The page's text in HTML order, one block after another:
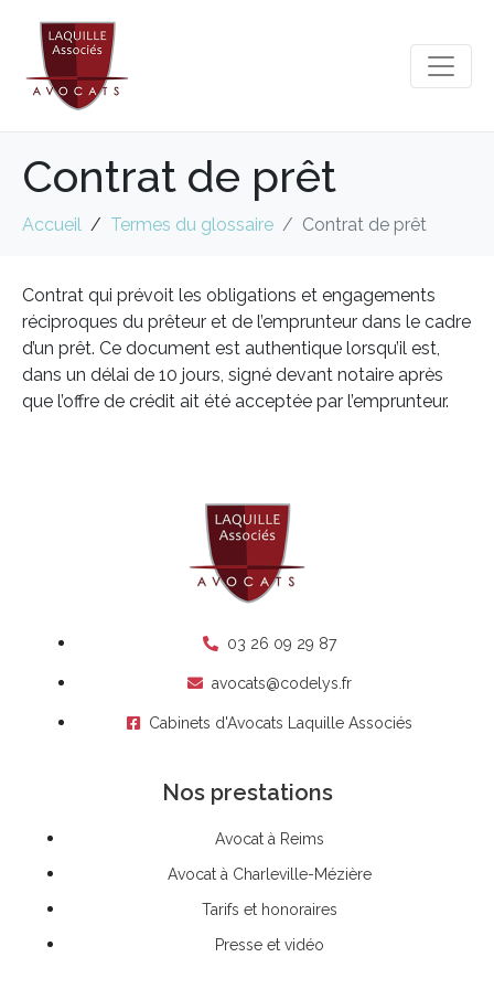
Contrat de prêt
Accueil Termes du glossaire Contrat de prêt
Contrat qui prévoit les obligations et engagements
réciproques du prêteur et de l’emprunteur dans le cadre
d’un prêt. Ce document est authentique lorsqu’il est,
dans un délai de 10 jours, signé devant notaire après
que l’offre de crédit ait été acceptée par l’emprunteur.
03 26 09 29 87
avocats@codelys.fr
Cabinets d'Avocats Laquille Associés
Nos prestations
Avocat à Reims
Avocat à Charleville-Mézière
Tarifs et honoraires
Presse et vidéo